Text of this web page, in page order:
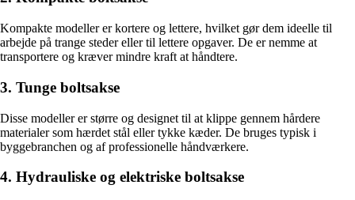
Kompakte modeller er kortere og lettere, hvilket gør dem ideelle til
arbejde på trange steder eller til lettere opgaver. De er nemme at
transportere og kræver mindre kraft at håndtere.
3. Tunge boltsakse
Disse modeller er større og designet til at klippe gennem hårdere
materialer som hærdet stål eller tykke kæder. De bruges typisk i
byggebranchen og af professionelle håndværkere.
4. Hydrauliske og elektriske boltsakse